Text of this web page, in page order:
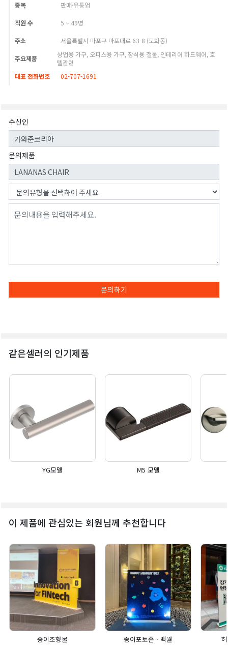
종목 판매·유통업
직원 수 5 ~ 49명
주소 서울특별시 마포구 마포대로 63-8 (도화동)
주요제품
상업용 가구, 오피스용 가구, 장식용 철물, 인테리어 하드웨어, 호
텔관련
대표 전화번호
02-707-1691
수신인
문의제품
문의하기
같은셀러의 인기제품
YG모델 M5 모델
이 제품에 관심있는 회원님께 추천합니다
종이조형물 종이포토존 · 백월